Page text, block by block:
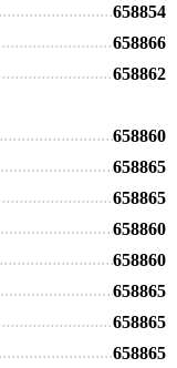
658854
658866
658862
658860
658865
658865
658860
658860
658865
658865
658865